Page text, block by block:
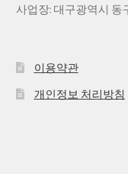
사업장: 대구광역시 동
이용약관
개인정보 처리방침